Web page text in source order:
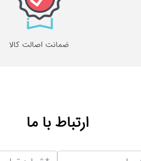
ضمانت اصالت کالا
ارتباط با ما